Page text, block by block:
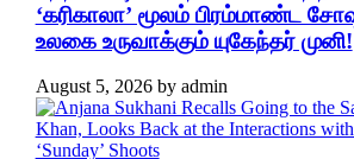
‘கரிகாலா’ மூலம் பிரம்மாண்ட
உலகை உருவாக்கும் யுகேந்தர் முனி!
August 5, 2026by admin